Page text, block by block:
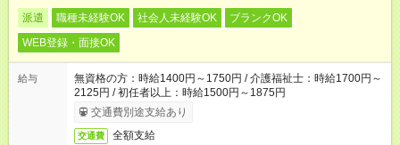
派遣 職種未経験OK 社会人未経験OK
ブランクOK
WEB登録・面接OK
給与
無資格の方：時給1400円～1750円 / 介護福祉士：時給1700円～
2125円 / 初任者以上：時給1500円～1875円
交通費別途支給あり
交通費 全額支給